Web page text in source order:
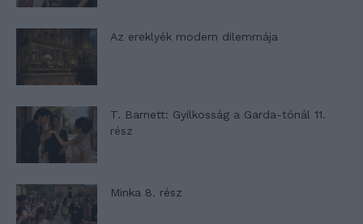
Az ereklyék modern dilemmája
T. Barnett: Gyilkosság a Garda-tónál 11.
rész
Minka 8. rész